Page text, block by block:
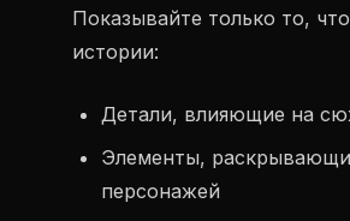
Показывайте только то,
истории:
Детали, влияющие на
Элементы,
персонажей